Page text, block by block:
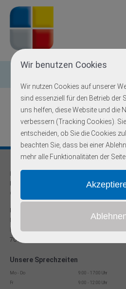
Wir benutzen Cookies
Wir nutzen Cookies auf unserer
sind essenziell für den Betrieb der
uns helfen, diese Website und die
verbessern (Tracking Cookies).
entscheiden, ob Sie die Cookies
beachten Sie, dass bei einer
mehr alle Funktionalitäten der
Praxis für
Humangenetik und Prävention
Onkogenetische Schwerpunktpraxis
Dr. med Robert Hering
Facharzt für Humangenetik
Reinsburgstr. 13
70178 Stuttgart
Unsere Sprechzeiten
Mo - Do
9:00 - 17:00 Uhr
Fr
9:00 - 12:00 Uhr